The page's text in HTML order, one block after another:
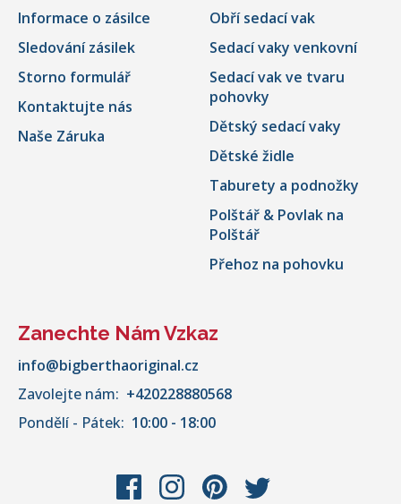
Informace o zásilce
Sledování zásilek
Storno formulář
Kontaktujte nás
Naše Záruka
Obří sedací vak
Sedací vaky venkovní
Sedací vak ve tvaru
pohovky
Dětský sedací vaky
Dětské židle
Taburety a podnožky
Polštář & Povlak na
Polštář
Přehoz na pohovku
Zanechte Nám Vzkaz
info@bigberthaoriginal.cz
Zavolejte nám: +420228880568
Pondělí - Pátek: 10:00 - 18:00